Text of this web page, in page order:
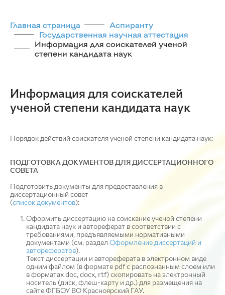
Главная страница
Аспиранту
Государственная научная аттестация
Информация для соискателей ученой
степени кандидата наук
Информация для соискателей
ученой степени кандидата наук
Порядок действий соискателя ученой степени кандидата наук:
ПОДГОТОВКА ДОКУМЕНТОВ ДЛЯ ДИССЕРТАЦИОННОГО
СОВЕТА
Подготовить документы для предоставления в
диссертационный совет
(список документов):
Оформить диссертацию на соискание ученой степени
кандидата наук и автореферат в соответствии с
требованиями, предъявляемыми нормативными
документами (см. раздел Оформление диссертаций и
авторефератов).
Текст диссертации и автореферата в электронном виде
одним файлом (в формате pdf с распознанным слоем или
в форматах doc, docx, rtf) скопировать на электронный
носитель (диск, флеш-карту и др.) для размещения на
сайте ФГБОУ ВО Красноярский ГАУ.